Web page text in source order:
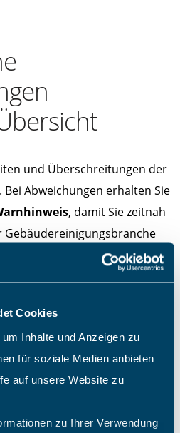
Cookies
Inhalte und Anzeigen zu
für soziale Medien anbieten
auf unsere Website zu
zu Ihrer Verwendung
und Überschreitungen der
Abweichungen erhalten Sie
, damit Sie zeitnah
Gebäudereinigungsbranche
Minijobber beschäftigt. Für
fließend Deutsch sprechen,
mit der Zeiterfassung
mit wenigen Klicks, wer im
Spracheinstellung besser